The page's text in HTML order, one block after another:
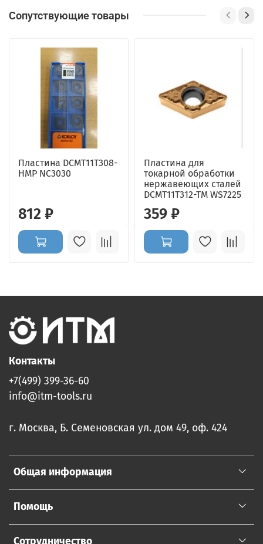
Сопутствующие товары
Пластина DCMT11T308-
HMP NC3030
812 ₽
Пластина для
токарной обработки
нержавеющих сталей
DCMT11T312-TM WS7225
359 ₽
Общая информация
Помощь
Сотрудничество
Контакты
+7(499) 399-36-60
info@itm-tools.ru
г. Москва, Б. Семеновская ул. дом 49, оф. 424